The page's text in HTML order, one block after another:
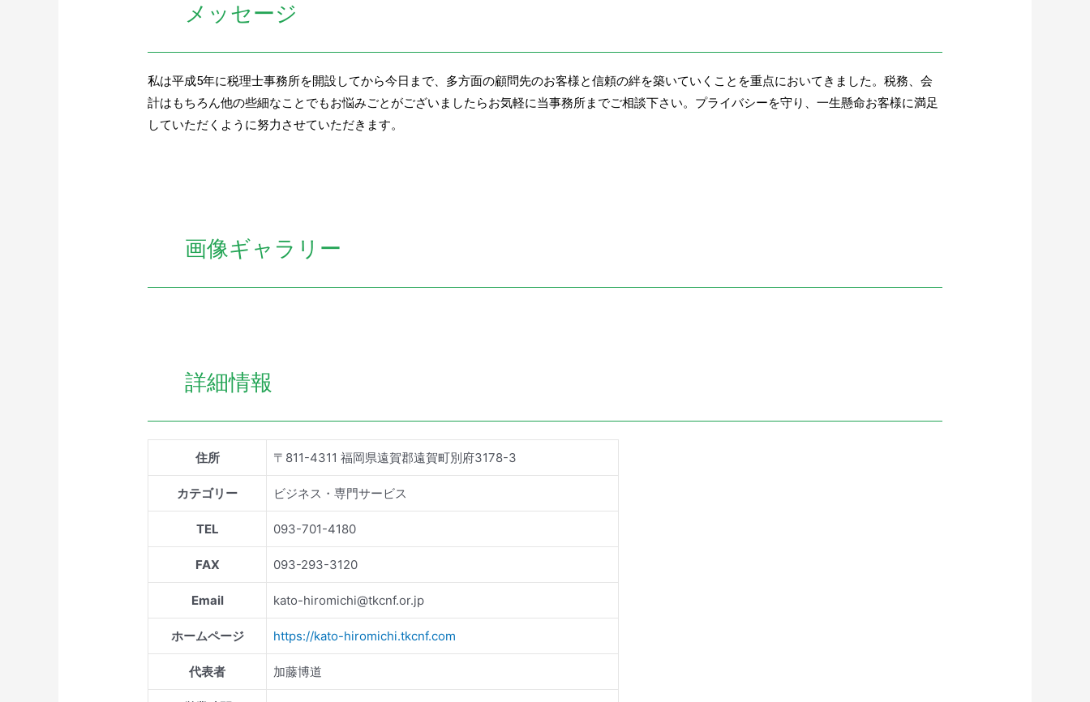
メッセージ
私は平成5年に税理士事務所を開設してから今日まで、多方面の顧問先のお客様と信頼の絆を築いていくことを重点においてきました。税務、会
計はもちろん他の些細なことでもお悩みごとがございましたらお気軽に当事務所までご相談下さい。プライバシーを守り、一生懸命お客様に満足
していただくように努力させていただきます。
画像ギャラリー
詳細情報
住所 〒811-4311 福岡県遠賀郡遠賀町別府3178-3
カテゴリー ビジネス・専門サービス
TEL 093-701-4180
FAX 093-293-3120
Email kato-hiromichi@tkcnf.or.jp
ホームページ https://kato-hiromichi.tkcnf.com
代表者 加藤博道